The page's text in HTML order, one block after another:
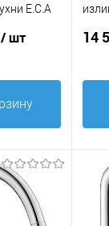
E.C.A
/ шт
Сравнение
14
В